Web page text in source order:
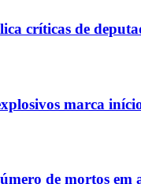
críticas de
marca
de mortos em